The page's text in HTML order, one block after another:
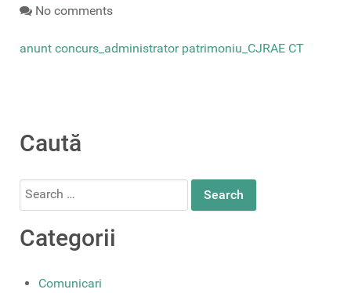
No comments
anunt concurs_administrator patrimoniu_CJRAE CT
Caută
Search
Categorii
Comunicari